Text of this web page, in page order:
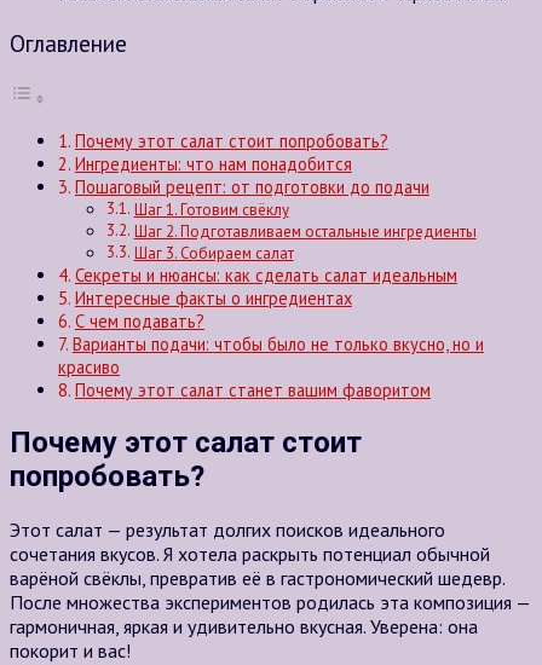
Оглавление
Почему этот салат стоит попробовать?
Ингредиенты: что нам понадобится
Пошаговый рецепт: от подготовки до подачи
Шаг 1. Готовим свёклу
Шаг 2. Подготавливаем остальные ингредиенты
Шаг 3. Собираем салат
Секреты и нюансы: как сделать салат идеальным
Интересные факты о ингредиентах
С чем подавать?
Варианты подачи: чтобы было не только вкусно, но и
красиво
Почему этот салат станет вашим фаворитом
Почему этот салат стоит
попробовать?
Этот салат — результат долгих поисков идеального
сочетания вкусов. Я хотела раскрыть потенциал обычной
варёной свёклы, превратив её в гастрономический шедевр.
После множества экспериментов родилась эта композиция —
гармоничная, яркая и удивительно вкусная. Уверена: она
покорит и вас!